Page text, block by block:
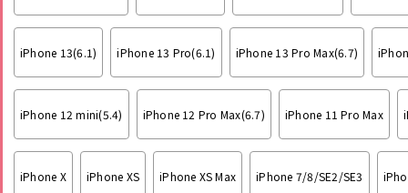
iPhone 13(6.1) iPhone 13 Pro(6.1) iPhone 13 Pro Max(6.7)
iPhone 12 mini(5.4) iPhone 12 Pro Max(6.7) iPhone 11 Pro Max
iPhone X iPhone XS iPhone XS Max iPhone 7/8/SE2/SE3